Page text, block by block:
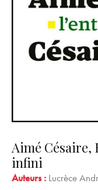
Aimé Césaire,
infini
Auteurs : Lucrèce